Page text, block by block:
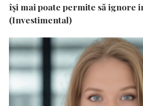
își mai poate permite să ignore
(Investimental)